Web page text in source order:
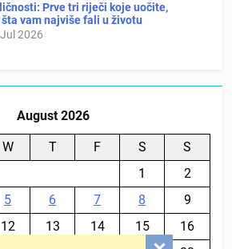
Prve tri riječi koje uočite,
vam najviše fali u životu
2026
August 2026
W T F S
S
1
2
5 6 7 8
9
12 13 14 15
16